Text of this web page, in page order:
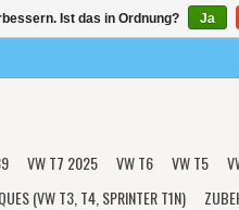
VW T7 2025 VW T6 VW T5
(VW T3, T4, SPRINTER T1N)
Ist das in Ordnung? Ja